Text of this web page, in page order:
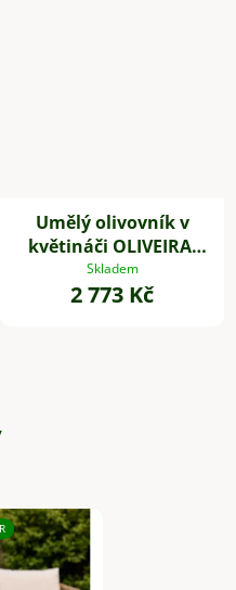
Umělý olivovník v
květináči OLIVEIRA,
plast, výška 60 cm
Skladem
2 773 Kč